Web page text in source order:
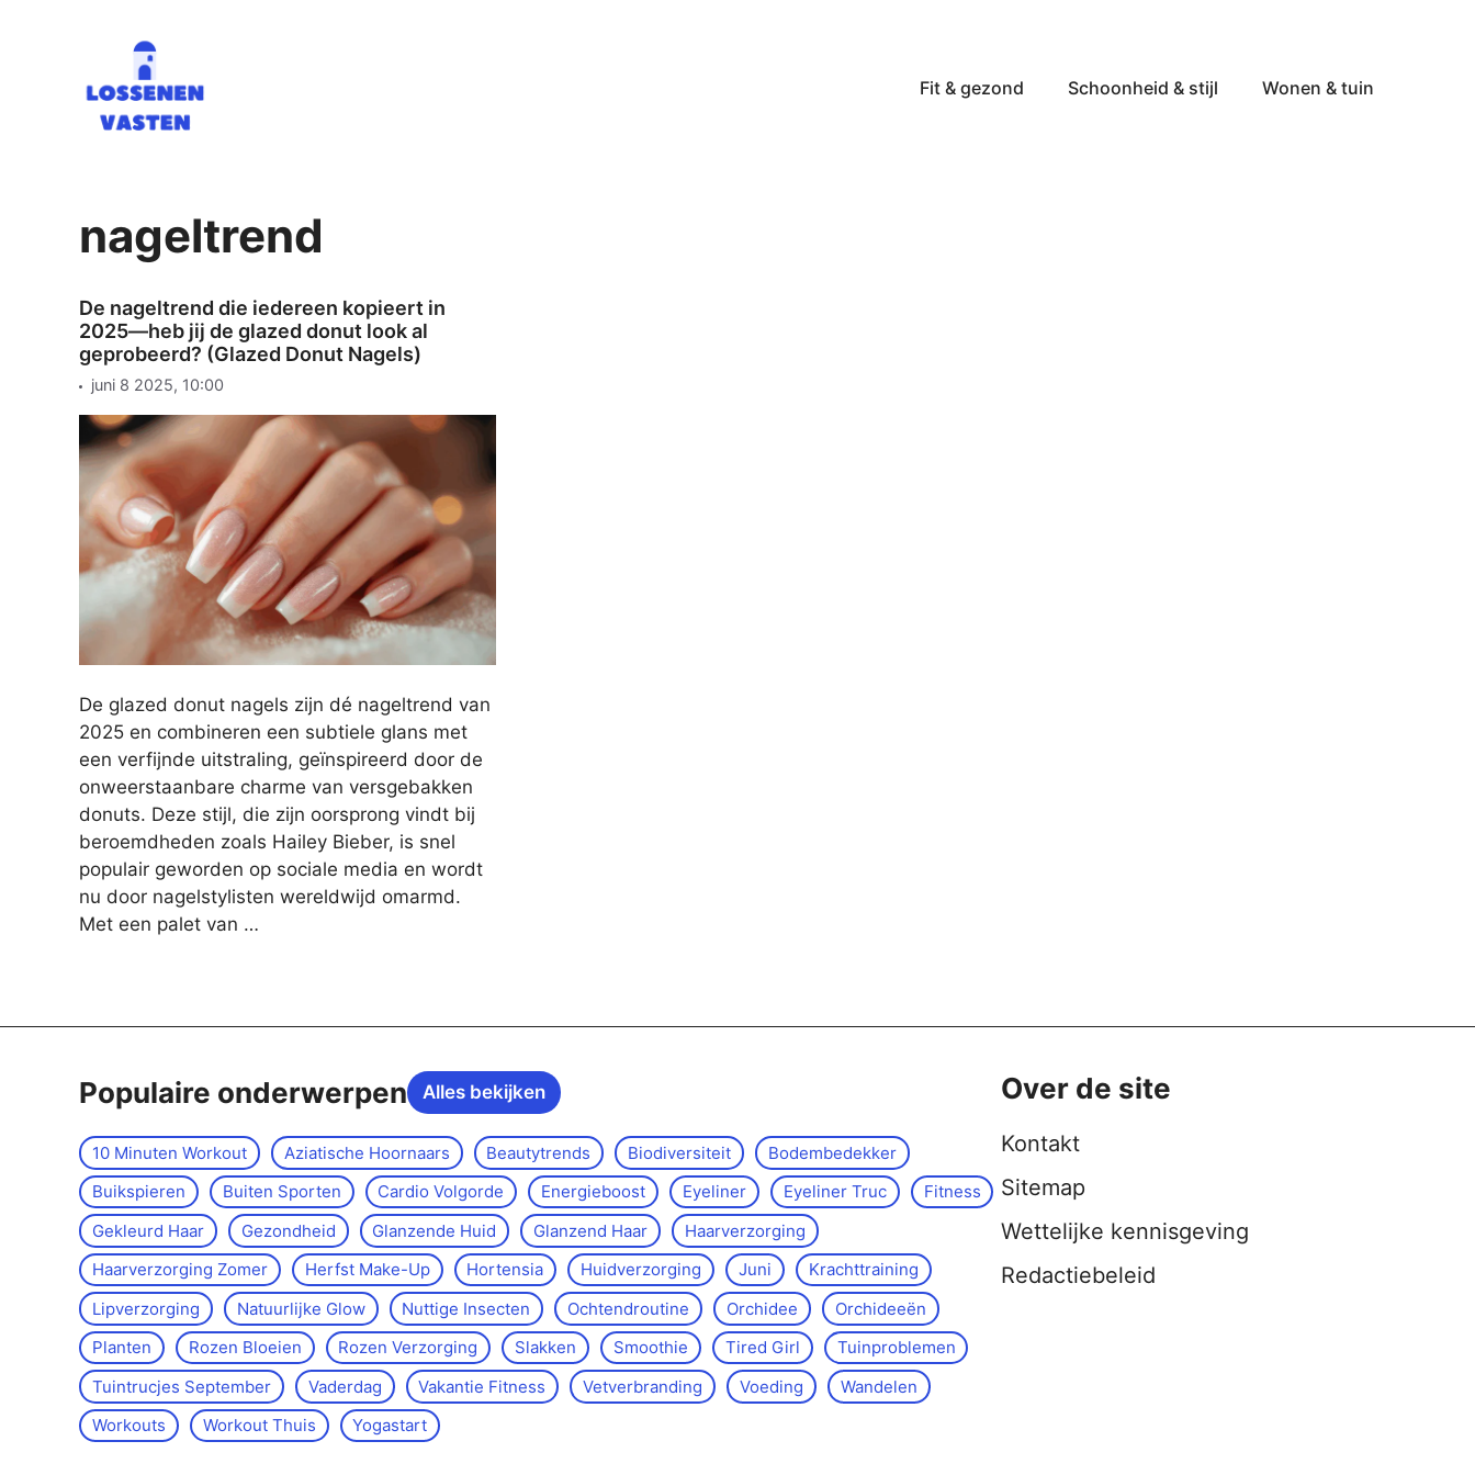
Fit & gezond Schoonheid & stijl Wonen & tuin
nageltrend
De nageltrend die iedereen kopieert in
2025—heb jij de glazed donut look al
geprobeerd? (Glazed Donut Nagels)
juni 8 2025, 10:00
De glazed donut nagels zijn dé nageltrend van
2025 en combineren een subtiele glans met
een verfijnde uitstraling, geïnspireerd door de
onweerstaanbare charme van versgebakken
donuts. Deze stijl, die zijn oorsprong vindt bij
beroemdheden zoals Hailey Bieber, is snel
populair geworden op sociale media en wordt
nu door nagelstylisten wereldwijd omarmd.
Met een palet van …
Populaire onderwerpen Alles bekijken
10 Minuten Workout Aziatische Hoornaars Beautytrends Biodiversiteit
Bodembedekker
Buikspieren
Buiten Sporten Cardio Volgorde Energieboost Eyeliner Eyeliner Truc
Fitness
Gekleurd Haar
Gezondheid Glanzende Huid Glanzend Haar
Haarverzorging
Haarverzorging Zomer
Herfst Make-Up Hortensia Huidverzorging Juni
Krachttraining
Lipverzorging
Natuurlijke Glow Nuttige Insecten Ochtendroutine Orchidee
Orchideeën
Planten
Rozen Bloeien Rozen Verzorging Slakken Smoothie Tired Girl
Tuinproblemen
Tuintrucjes September
Vaderdag Vakantie Fitness Vetverbranding Voeding
Wandelen
Workouts
Workout Thuis Yoga­start
Over de site
Kontakt
Sitemap
Wettelijke kennisgeving
Redactiebeleid